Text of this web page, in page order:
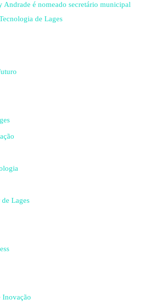
Andrade é nomeado secretário municipal
de Lages
Lages
Inovação